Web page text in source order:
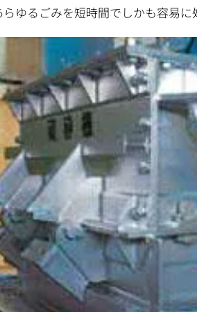
ゆるごみを短時間でしかも容易に